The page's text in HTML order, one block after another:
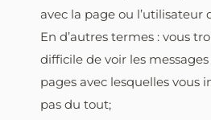
avec la page ou l’utilisateur
En d’autres termes : vous
difficile de voir les
pages avec lesquelles vous
pas du tout;